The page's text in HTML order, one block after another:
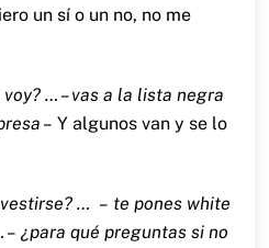
un sí o un no, no me
… – vas a la lista negra
– Y algunos van y se lo
vestirse? … – te pones white
– ¿para qué preguntas si no